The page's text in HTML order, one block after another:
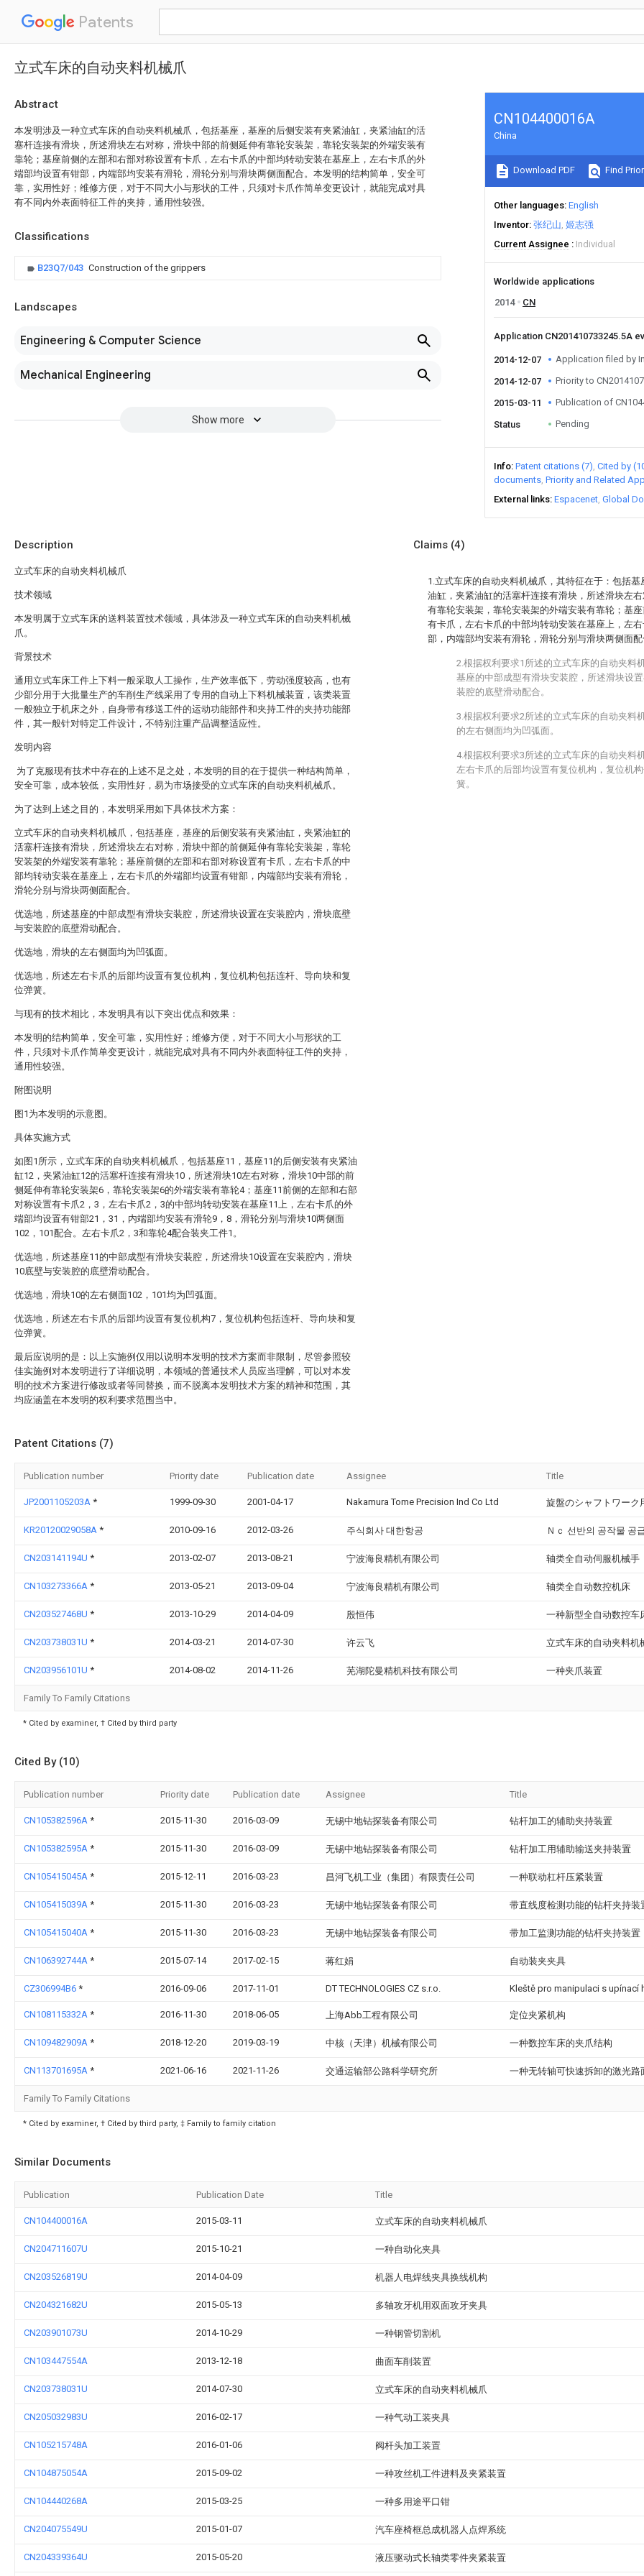
Patents
立式车床的自动夹料机械爪
Abstract
本发明涉及一种立式车床的自动夹料机械爪，包括基座，基座的后侧安装有夹紧油缸，夹紧油缸的活
塞杆连接有滑块，所述滑块左右对称，滑块中部的前侧延伸有靠轮安装架，靠轮安装架的外端安装有
靠轮；基座前侧的左部和右部对称设置有卡爪，左右卡爪的中部均转动安装在基座上，左右卡爪的外
端部均设置有钳部，内端部均安装有滑轮，滑轮分别与滑块两侧面配合。本发明的结构简单，安全可
靠，实用性好；维修方便，对于不同大小与形状的工件，只须对卡爪作简单变更设计，就能完成对具
有不同内外表面特征工件的夹持，通用性较强。
Classifications
B23Q7/043 Construction of the grippers
Landscapes
Engineering & Computer Science
Mechanical Engineering
Show more
CN104400016A
China
Download PDF Find
Other languages English
Inventor 张纪山 姬志强
Current Assignee
Individual
Worldwide applications
2014
CN
Application CN201410733245.5A
2014-12-07 Application filed by
2014-12-07 Priority to
2015-03-11 Publication of
Status Pending
Info Patent citations (7) Cited by
documents Priority and Related
External links Espacenet Global
Description
立式车床的自动夹料机械爪
技术领域
本发明属于立式车床的送料装置技术领域，具体涉及一种立式车床的自动夹料机械
爪。
背景技术
通用立式车床工件上下料一般采取人工操作，生产效率低下，劳动强度较高，也有
少部分用于大批量生产的车削生产线采用了专用的自动上下料机械装置，该类装置
一般独立于机床之外，自身带有移送工件的运动功能部件和夹持工件的夹持功能部
件，其一般针对特定工件设计，不特别注重产品调整适应性。
发明内容
为了克服现有技术中存在的上述不足之处，本发明的目的在于提供一种结构简单，
安全可靠，成本较低，实用性好，易为市场接受的立式车床的自动夹料机械爪。
为了达到上述之目的，本发明采用如下具体技术方案：
立式车床的自动夹料机械爪，包括基座，基座的后侧安装有夹紧油缸，夹紧油缸的
活塞杆连接有滑块，所述滑块左右对称，滑块中部的前侧延伸有靠轮安装架，靠轮
安装架的外端安装有靠轮；基座前侧的左部和右部对称设置有卡爪，左右卡爪的中
部均转动安装在基座上，左右卡爪的外端部均设置有钳部，内端部均安装有滑轮，
滑轮分别与滑块两侧面配合。
优选地，所述基座的中部成型有滑块安装腔，所述滑块设置在安装腔内，滑块底壁
与安装腔的底壁滑动配合。
优选地，滑块的左右侧面均为凹弧面。
优选地，所述左右卡爪的后部均设置有复位机构，复位机构包括连杆、导向块和复
位弹簧。
与现有的技术相比，本发明具有以下突出优点和效果：
本发明的结构简单，安全可靠，实用性好；维修方便，对于不同大小与形状的工
件，只须对卡爪作简单变更设计，就能完成对具有不同内外表面特征工件的夹持，
通用性较强。
附图说明
图1为本发明的示意图。
具体实施方式
如图1所示，立式车床的自动夹料机械爪，包括基座11，基座11的后侧安装有夹紧油
缸12，夹紧油缸12的活塞杆连接有滑块10，所述滑块10左右对称，滑块10中部的前
侧延伸有靠轮安装架6，靠轮安装架6的外端安装有靠轮4；基座11前侧的左部和右部
对称设置有卡爪2，3，左右卡爪2，3的中部均转动安装在基座11上，左右卡爪的外
端部均设置有钳部21，31，内端部均安装有滑轮9，8，滑轮分别与滑块10两侧面
102，101配合。左右卡爪2，3和靠轮4配合装夹工件1。
优选地，所述基座11的中部成型有滑块安装腔，所述滑块10设置在安装腔内，滑块
10底壁与安装腔的底壁滑动配合。
优选地，滑块10的左右侧面102，101均为凹弧面。
优选地，所述左右卡爪的后部均设置有复位机构7，复位机构包括连杆、导向块和复
位弹簧。
最后应说明的是：以上实施例仅用以说明本发明的技术方案而非限制，尽管参照较
佳实施例对本发明进行了详细说明，本领域的普通技术人员应当理解，可以对本发
明的技术方案进行修改或者等同替换，而不脱离本发明技术方案的精神和范围，其
均应涵盖在本发明的权利要求范围当中。
Claims (4)
1.立式车床的自动夹料机械爪，其特征在于：包括
油缸，夹紧油缸的活塞杆连接有滑块，所述滑块左
有靠轮安装架，靠轮安装架的外端安装有靠轮；基
有卡爪，左右卡爪的中部均转动安装在基座上，左
部，内端部均安装有滑轮，滑轮分别与滑块两侧面配
2.根据权利要求1所述的立式车床的自动夹料
基座的中部成型有滑块安装腔，所述滑块设
装腔的底壁滑动配合。
3.根据权利要求2所述的立式车床的自动夹料
的左右侧面均为凹弧面。
4.根据权利要求3所述的立式车床的自动夹料
左右卡爪的后部均设置有复位机构，复位机
簧。
Patent Citations (7)
Publication number Priority date Publication date Assignee Title
JP2001105203A * 1999-09-30 2001-04-17 Nakamura Tome Precision Ind Co Ltd 旋盤のシャフトワーク
KR20120029058A * 2010-09-16 2012-03-26 주식회사 대한항공 Ｎｃ 선반의 공작물 공
CN203141194U * 2013-02-07 2013-08-21 宁波海良精机有限公司 轴类全自动伺服机械手
CN103273366A * 2013-05-21 2013-09-04 宁波海良精机有限公司 轴类全自动数控机床
CN203527468U * 2013-10-29 2014-04-09 殷恒伟 一种新型全自动数控车
CN203738031U * 2014-03-21 2014-07-30 许云飞 立式车床的自动夹料机
CN203956101U * 2014-08-02 2014-11-26 芜湖陀曼精机科技有限公司 一种夹爪装置
Family To Family Citations
* Cited by examiner, † Cited by third party
Cited By (10)
Publication number Priority date Publication date Assignee Title
CN105382596A * 2015-11-30 2016-03-09 无锡中地钻探装备有限公司 钻杆加工的辅助夹持装置
CN105382595A * 2015-11-30 2016-03-09 无锡中地钻探装备有限公司 钻杆加工用辅助输送夹持装置
CN105415045A * 2015-12-11 2016-03-23 昌河飞机工业（集团）有限责任公司 一种联动杠杆压紧装置
CN105415039A * 2015-11-30 2016-03-23 无锡中地钻探装备有限公司 带直线度检测功能的钻杆夹持装
CN105415040A * 2015-11-30 2016-03-23 无锡中地钻探装备有限公司 带加工监测功能的钻杆夹持装置
CN106392744A * 2015-07-14 2017-02-15 蒋红娟 自动装夹夹具
CZ306994B6 * 2016-09-06 2017-11-01 DT TECHNOLOGIES CZ s.r.o. Kleště pro manipulaci s upínací
CN108115332A * 2016-11-30 2018-06-05 上海Abb工程有限公司 定位夹紧机构
CN109482909A * 2018-12-20 2019-03-19 中核（天津）机械有限公司 一种数控车床的夹爪结构
CN113701695A * 2021-06-16 2021-11-26 交通运输部公路科学研究所 一种无转轴可快速拆卸的激光
Family To Family Citations
* Cited by examiner, † Cited by third party, ‡ Family to family citation
Similar Documents
Publication Publication Date Title
CN104400016A 2015-03-11 立式车床的自动夹料机械爪
CN204711607U 2015-10-21 一种自动化夹具
CN203526819U 2014-04-09 机器人电焊线夹具换线机构
CN204321682U 2015-05-13 多轴攻牙机用双面攻牙夹具
CN203901073U 2014-10-29 一种钢管切割机
CN103447554A 2013-12-18 曲面车削装置
CN203738031U 2014-07-30 立式车床的自动夹料机械爪
CN205032983U 2016-02-17 一种气动工装夹具
CN105215748A 2016-01-06 阀杆头加工装置
CN104875054A 2015-09-02 一种攻丝机工件进料及夹紧装置
CN104440268A 2015-03-25 一种多用途平口钳
CN204075549U 2015-01-07 汽车座椅框总成机器人点焊系统
CN204339364U 2015-05-20 液压驱动式长轴类零件夹紧装置